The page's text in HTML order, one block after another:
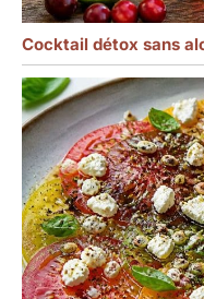
Cocktail détox sans